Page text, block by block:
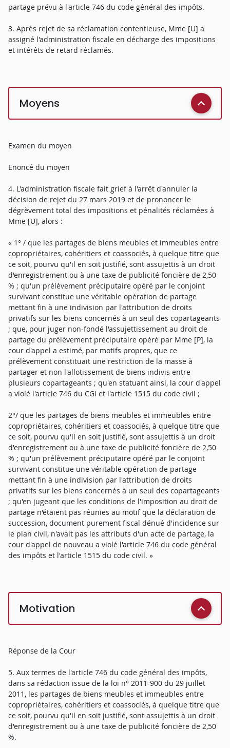
partage prévu à l'article 746 du code général des impôts.
3. Après rejet de sa réclamation contentieuse, Mme [U] a
assigné l'administration fiscale en décharge des impositions
et intérêts de retard réclamés.
Moyens
Examen du moyen
Enoncé du moyen
4. L'administration fiscale fait grief à l'arrêt d'annuler la
décision de rejet du 27 mars 2019 et de prononcer le
dégrèvement total des impositions et pénalités réclamées à
Mme [U], alors :
« 1° / que les partages de biens meubles et immeubles entre
copropriétaires, cohéritiers et coassociés, à quelque titre que
ce soit, pourvu qu'il en soit justifié, sont assujettis à un droit
d'enregistrement ou à une taxe de publicité foncière de 2,50
% ; qu'un prélèvement préciputaire opéré par le conjoint
survivant constitue une véritable opération de partage
mettant fin à une indivision par l'attribution de droits
privatifs sur les biens concernés à un seul des copartageants
; que, pour juger non-fondé l'assujettissement au droit de
partage du prélèvement préciputaire opéré par Mme [P], la
cour d'appel a estimé, par motifs propres, que ce
prélèvement constituait une restriction de la masse à
partager et non l'allotissement de biens indivis entre
plusieurs copartageants ; qu'en statuant ainsi, la cour d'appel
a violé l'article 746 du CGI et l'article 1515 du code civil ;
2°/ que les partages de biens meubles et immeubles entre
copropriétaires, cohéritiers et coassociés, à quelque titre que
ce soit, pourvu qu'il en soit justifié, sont assujettis à un droit
d'enregistrement ou à une taxe de publicité foncière de 2,50
% ; qu'un prélèvement préciputaire opéré par le conjoint
survivant constitue une véritable opération de partage
mettant fin à une indivision par l'attribution de droits
privatifs sur les biens concernés à un seul des copartageants
; qu'en jugeant que les conditions de l'imposition au droit de
partage n'étaient pas réunies au motif que la déclaration de
succession, document purement fiscal dénué d'incidence sur
le plan civil, n'avait pas les attributs d'un acte de partage, la
cour d'appel de nouveau a violé l'article 746 du code général
des impôts et l'article 1515 du code civil. »
Motivation
Réponse de la Cour
5. Aux termes de l'article 746 du code général des impôts,
dans sa rédaction issue de la loi n° 2011-900 du 29 juillet
2011, les partages de biens meubles et immeubles entre
copropriétaires, cohéritiers et coassociés, à quelque titre que
ce soit, pourvu qu'il en soit justifié, sont assujettis à un droit
d'enregistrement ou à une taxe de publicité foncière de 2,50
%.